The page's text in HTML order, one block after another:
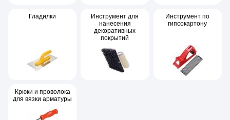
Гладилки
Инструмент для
нанесения
декоративных
покрытий
Инструмент по
гипсокартону
Крюки и проволока
для вязки арматуры